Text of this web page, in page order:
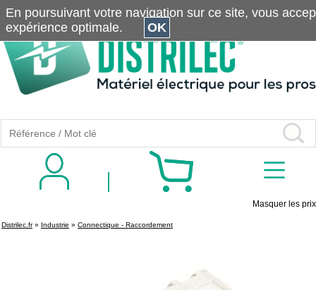
Masquer les prix
Distrilec.fr» Industrie » Connectique - Raccordement
En poursuivant votre navigation sur ce site, vous
expérience optimale.
OK